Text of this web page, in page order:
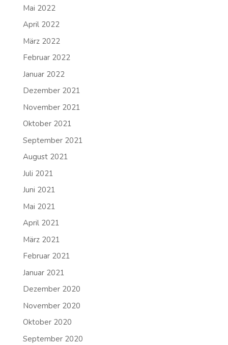
Mai 2022
April 2022
März 2022
Februar 2022
Januar 2022
Dezember 2021
November 2021
Oktober 2021
September 2021
August 2021
Juli 2021
Juni 2021
Mai 2021
April 2021
März 2021
Februar 2021
Januar 2021
Dezember 2020
November 2020
Oktober 2020
September 2020